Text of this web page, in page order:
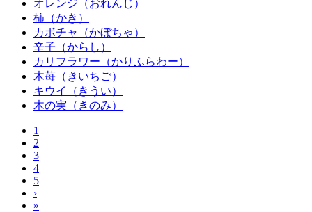
オレンジ（おれんじ）
柿（かき）
カボチャ（かぼちゃ）
辛子（からし）
カリフラワー（かりふらわー）
木苺（きいちご）
キウイ（きうい）
木の実（きのみ）
1
2
3
4
5
›
»